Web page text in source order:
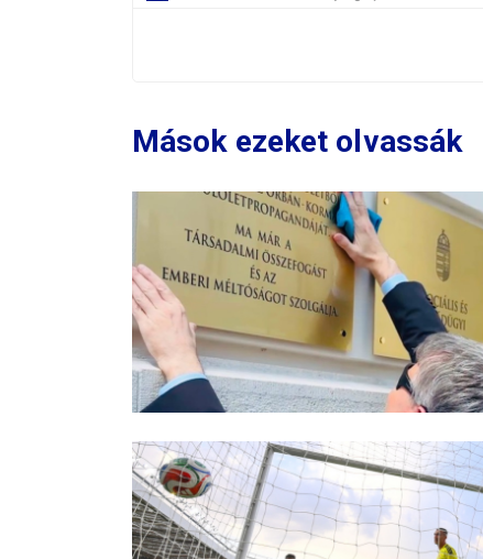
Mások ezeket olvassák